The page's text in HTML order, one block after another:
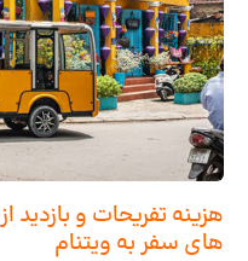
هزینه تفریحات و بازدید
های سفر به ویتنام